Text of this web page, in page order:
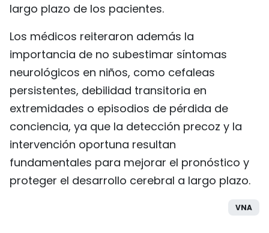
largo plazo de los pacientes.
Los médicos reiteraron además la
importancia de no subestimar síntomas
neurológicos en niños, como cefaleas
persistentes, debilidad transitoria en
extremidades o episodios de pérdida de
conciencia, ya que la detección precoz y la
intervención oportuna resultan
fundamentales para mejorar el pronóstico y
proteger el desarrollo cerebral a largo plazo.
VNA